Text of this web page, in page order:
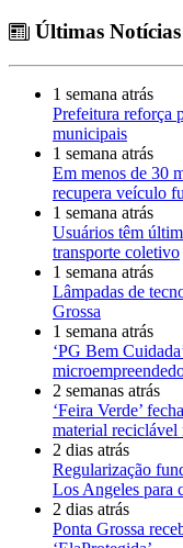
Últimas Notícias
1 semana atrás
Prefeitura reforça
municipais
1 semana atrás
Em menos de 30
recupera veículo
1 semana atrás
Usuários têm
transporte coletivo
1 semana atrás
Lâmpadas de
Grossa
1 semana atrás
‘PG Bem
2 semanas atrás
‘Feira Verde’
material reciclável
2 dias atrás
Regularização
Los Angeles para
2 dias atrás
Ponta Grossa